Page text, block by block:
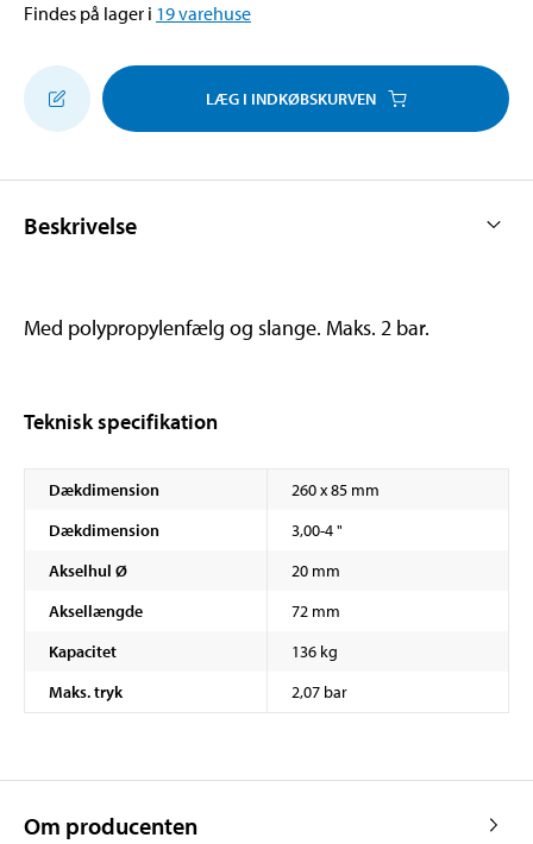
Findes på lager i 19varehuse
LÆG I INDKØBSKURVEN
Beskrivelse
Med polypropylenfælg og slange. Maks. 2 bar.
Teknisk specifikation
Dækdimension
260 x 85 mm
Dækdimension
3,00-4 "
Akselhul Ø
20 mm
Aksellængde
72 mm
Kapacitet
136 kg
Maks. tryk
2,07 bar
Om producenten